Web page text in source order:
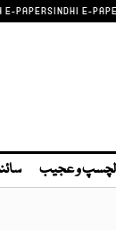
E-PAPERSINDHI E-
و عجیب